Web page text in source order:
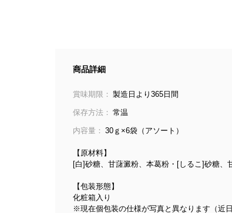
商品詳細
賞味期限： 製造日より365日間
保存方法： 常温
内容量： 30ｇ×6袋（アソート）
【原材料】
[白]砂糖、甘藷澱粉、本葛粉・[しるこ]砂糖
【包装形態】
化粧箱入り
※現在個包装の仕様が写真と異なります（近